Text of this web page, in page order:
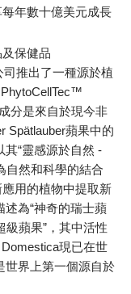
年數十億美元成長
保健品
推出了一種源於植
分是來自於現今非
Spätlauber蘋果中的
“靈感源於自然 -
自然和科學的結合
用的植物中提取新
為“神奇的瑞士蘋
級蘋果”，其中活性
現已在世
世界上第一個源自於